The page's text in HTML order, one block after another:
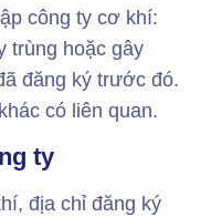
công ty cơ khí:
trùng hoặc gây
đăng ký trước đó.
có liên quan.
ty
địa chỉ đăng ký